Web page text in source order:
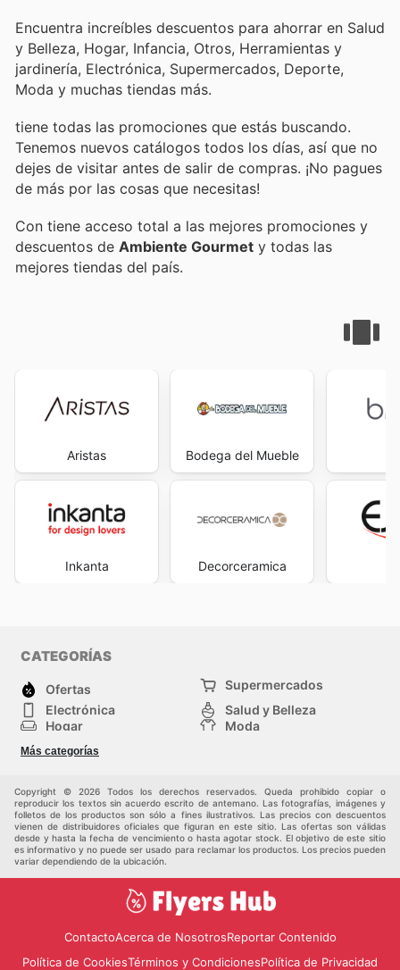
Encuentra increíbles descuentos para ahorrar en Salud
y Belleza, Hogar, Infancia, Otros, Herramientas y
jardinería, Electrónica, Supermercados, Deporte,
Moda y muchas tiendas más.
tiene todas las promociones que estás buscando.
Tenemos nuevos catálogos todos los días, así que no
dejes de visitar antes de salir de compras. ¡No pagues
de más por las cosas que necesitas!
Con tiene acceso total a las mejores promociones y
descuentos de Ambiente Gourmet y todas las
mejores tiendas del país.
Aristas
Inkanta
Bodega del Mueble
Decorceramica
CATEGORÍAS
Ofertas
Supermercados
Electrónica
Salud y Belleza
Hogar
Moda
Herramientas y jardinería
Infancia
Más categorías
Copyright © 2026 Todos los derechos reservados. Queda prohibido copiar o
reproducir los textos sin acuerdo escrito de antemano. Las fotografías, imágenes y
folletos de los productos son sólo a fines ilustrativos. Las precios con descuentos
vienen de distribuidores oficiales que figuran en este sitio. Las ofertas son válidas
desde y hasta la fecha de vencimiento o hasta agotar stock. El objetivo de este sitio
es informativo y no puede ser usado para reclamar los productos. Los precios pueden
variar dependiendo de la ubicación.
ContactoAcerca de NosotrosReportar Contenido
Política de CookiesTérminos y CondicionesPolítica de Privacidad